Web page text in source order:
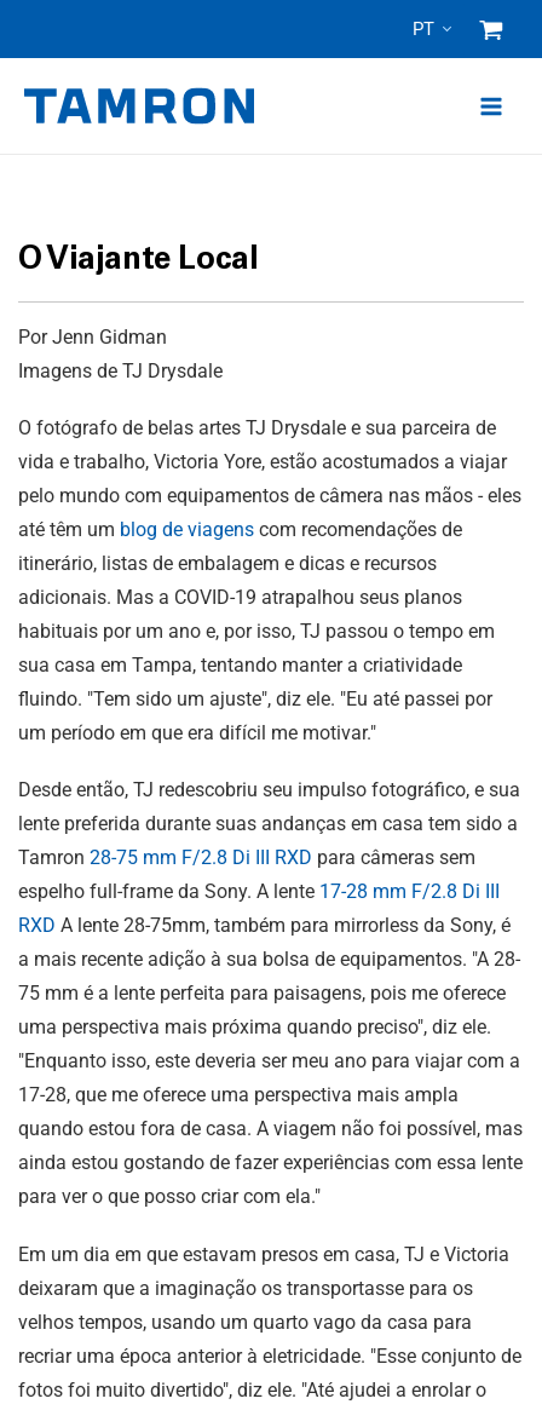
conteúdo
PT
O Viajante Local
Por Jenn Gidman
Imagens de TJ Drysdale
O fotógrafo de belas artes TJ Drysdale e sua parceira de
vida e trabalho, Victoria Yore, estão acostumados a viajar
pelo mundo com equipamentos de câmera nas mãos - eles
até têm um blog de viagens com recomendações de
itinerário, listas de embalagem e dicas e recursos
adicionais. Mas a COVID-19 atrapalhou seus planos
habituais por um ano e, por isso, TJ passou o tempo em
sua casa em Tampa, tentando manter a criatividade
fluindo. "Tem sido um ajuste", diz ele. "Eu até passei por
um período em que era difícil me motivar."
Desde então, TJ redescobriu seu impulso fotográfico, e sua
lente preferida durante suas andanças em casa tem sido a
Tamron 28-75 mm F/2.8 Di III RXD para câmeras sem
espelho full-frame da Sony. A lente 17-28 mm F/2.8 Di III
RXD A lente 28-75mm, também para mirrorless da Sony, é
a mais recente adição à sua bolsa de equipamentos. "A 28-
75 mm é a lente perfeita para paisagens, pois me oferece
uma perspectiva mais próxima quando preciso", diz ele.
"Enquanto isso, este deveria ser meu ano para viajar com a
17-28, que me oferece uma perspectiva mais ampla
quando estou fora de casa. A viagem não foi possível, mas
ainda estou gostando de fazer experiências com essa lente
para ver o que posso criar com ela."
Em um dia em que estavam presos em casa, TJ e Victoria
deixaram que a imaginação os transportasse para os
velhos tempos, usando um quarto vago da casa para
recriar uma época anterior à eletricidade. "Esse conjunto de
fotos foi muito divertido", diz ele. "Até ajudei a enrolar o